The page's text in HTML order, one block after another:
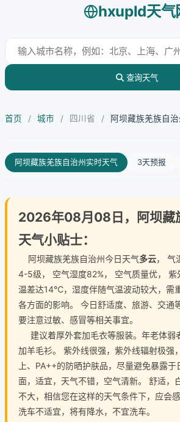
hxupld天气
查询天气
首页 / 城市 / 四川省 / 阿坝藏族羌族自
阿坝藏族羌族自治州实时天气 3天预报
2026年08月08日，阿坝藏
天气小贴士：
阿坝藏族羌族自治州今日天气多云， 气
4-5级， 空气湿度82%， 空气质量优， 紫
温差达14℃，湿度伴随气温波动较大，需
各方面的影响。 今日舒适度、旅游、交通
要注意过敏、感冒等相关事宜。
建议着厚外套加毛衣等服装。年老体弱
加羊毛衫。 紫外线很强，紫外线辐射极强
上、PA++的防晒护肤品，尽量避免暴露
面，适宜，天气不错，空气清新。 舒适，
不大，相信您在这样的天气条件下，应会
洗车不适宜，将有降水，不宜洗车。